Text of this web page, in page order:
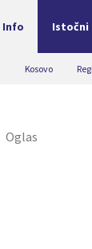
Info
Kosovo